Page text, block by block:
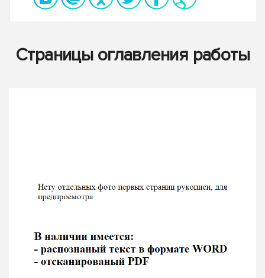
Страницы оглавления работы